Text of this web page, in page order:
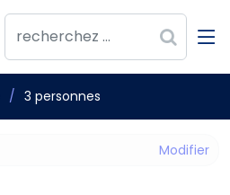
3 personnes